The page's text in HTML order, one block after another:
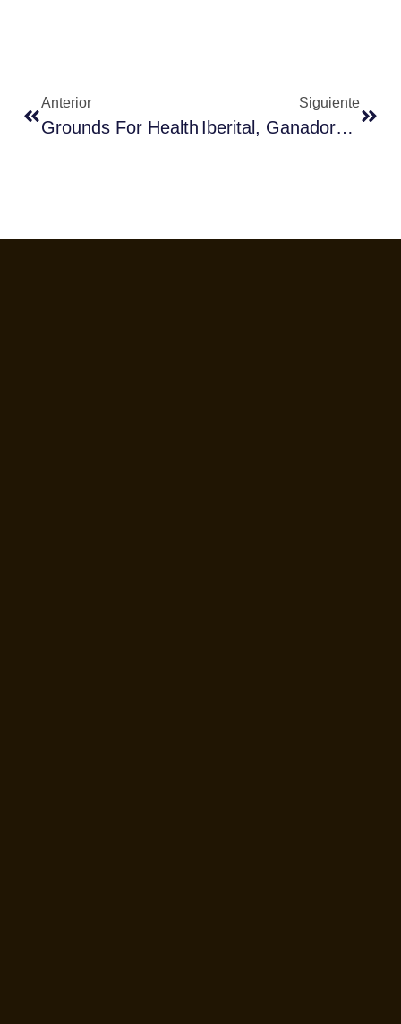
Anterior
Grounds For Health
Siguiente
Iberital, Ganadora De Los IF Awards